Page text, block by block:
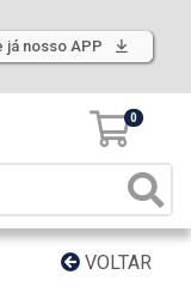
já nosso APP
0
VOLTAR